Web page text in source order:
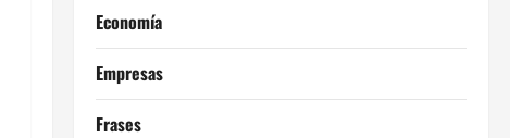
Economía
Empresas
Frases